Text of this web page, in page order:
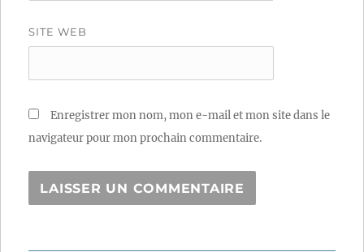
SITE WEB
Enregistrer mon nom, mon e-mail et mon site dans le
navigateur pour mon prochain commentaire.